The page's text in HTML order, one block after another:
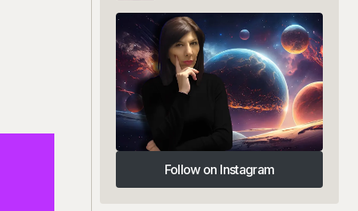
Follow on Instagram
Follow on Instagram